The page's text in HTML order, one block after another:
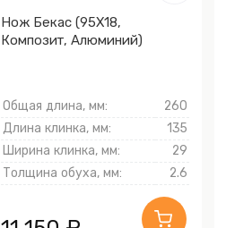
Нож Бекас (95Х18,
Композит, Алюминий)
Общая длина, мм:
260
Длина клинка, мм:
135
Ширина клинка, мм:
29
Толщина обуха, мм:
2.6